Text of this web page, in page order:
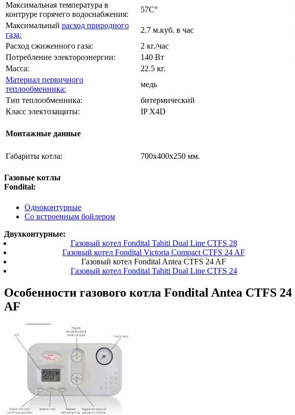
Максимальная температура в
контруре горячего водоснабжения:
57C°
Максимальный расход природного
газа:
2.7 м.куб. в час
Расход сжиженного газа:
2 кг./час
Потребление электороэнергии:
140 Вт
Масса:
22.5 кг.
Материал первичного
теплообменника:
медь
Тип теплообменника:
битермический
Класс электозащиты:
IP X4D
Монтажные данные
Габариты котла: 700х400х250 мм.
Газовые котлы
Fondital:
Одноконтурные
Со встроенным бойлером
Двухконтурные:
Газовый котел Fondital Tahiti Dual Line CTFS 28
Газовый котел Fondital Victoria Compact CTFS 24 AF
Газовый котел Fondital Antea CTFS 24 AF
Газовый котел Fondital Tahiti Dual Line CTFS 24
Особенности газового котла Fondital Antea CTFS 24
AF